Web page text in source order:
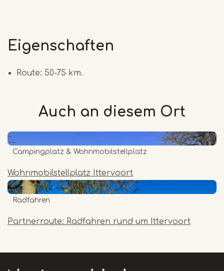
Eigenschaften
Route: 50-75 km.
Auch an diesem Ort
Wohnmobilstellplatz Ittervoort
Campingplatz & Wohnmobilstellplatz
Partnerroute: Radfahren rund um Ittervoort
Radfahren